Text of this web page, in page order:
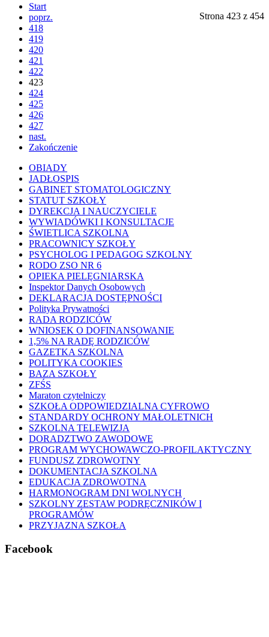
Strona 423 z 454
Start
poprz.
418
419
420
421
422
423
424
425
426
427
nast.
Zakończenie
OBIADY
JADŁOSPIS
GABINET STOMATOLOGICZNY
STATUT SZKOŁY
DYREKCJA I NAUCZYCIELE
WYWIADÓWKI I KONSULTACJE
ŚWIETLICA SZKOLNA
PRACOWNICY SZKOŁY
PSYCHOLOG I PEDAGOG SZKOLNY
RODO ZSO NR 6
OPIEKA PIELĘGNIARSKA
Inspektor Danych Osobowych
DEKLARACJA DOSTĘPNOŚCI
Polityka Prywatności
RADA RODZICÓW
WNIOSEK O DOFINANSOWANIE
1,5% NA RADĘ RODZICÓW
GAZETKA SZKOLNA
POLITYKA COOKIES
BAZA SZKOŁY
ZFŚS
Maraton czytelniczy
SZKOŁA ODPOWIEDZIALNA CYFROWO
STANDARDY OCHRONY MAŁOLETNICH
SZKOLNA TELEWIZJA
DORADZTWO ZAWODOWE
PROGRAM WYCHOWAWCZO-PROFILAKTYCZNY
FUNDUSZ ZDROWOTNY
DOKUMENTACJA SZKOLNA
EDUKACJA ZDROWOTNA
HARMONOGRAM DNI WOLNYCH
SZKOLNY ZESTAW PODRĘCZNIKÓW I
PROGRAMÓW
PRZYJAZNA SZKOŁA
Facebook